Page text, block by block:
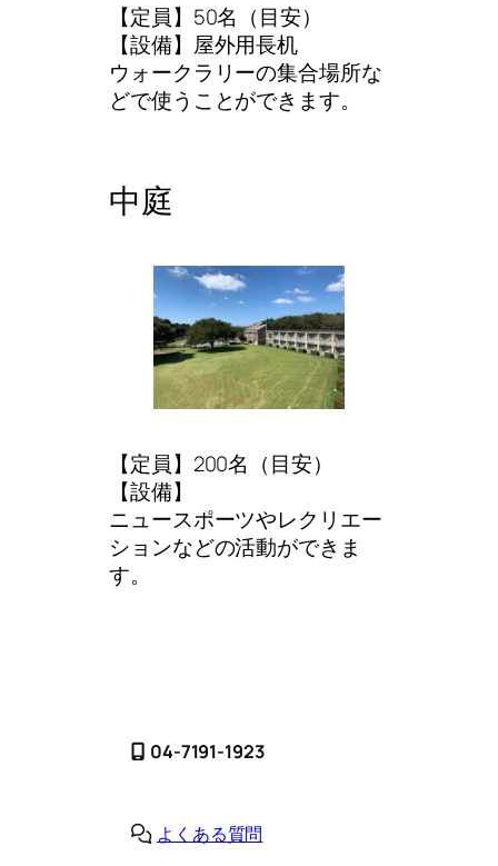
【定員】50名（目安）
【設備】屋外用長机
ウォークラリーの集合場所な
どで使うことができます。
中庭
【定員】200名（目安）
【設備】
ニュースポーツやレクリエー
ションなどの活動ができま
す。
04-7191-1923
よくある質問